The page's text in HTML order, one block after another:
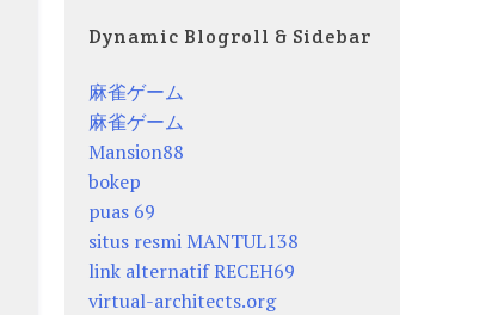
Dynamic Blogroll & Sidebar
麻雀ゲーム
麻雀ゲーム
Mansion88
bokep
puas 69
situs resmi MANTUL138
link alternatif RECEH69
virtual-architects.org